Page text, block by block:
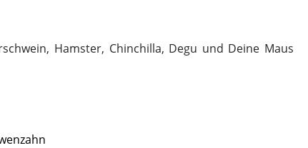
Hamster, Chinchilla, Degu und Deine Maus